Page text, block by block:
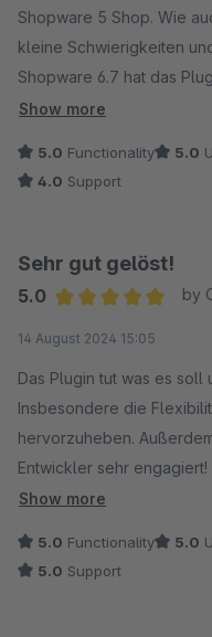
Shopware 5 Shop. Wie
kleine Schwierigkeiten
Shopware 6.7 hat das
Nachdruck auf unseren
Plugins zum Upload von
Show more
5.0 Functionality 5.0
4.0 Support
Sehr gut gelöst!
5.0
by
14 August 2024 15:05
Das Plugin tut was es soll
Insbesondere die
hervorzuheben.
Entwickler sehr
weiteren Plugins, die den
Show more
5.0 Functionality 5.0
5.0 Support